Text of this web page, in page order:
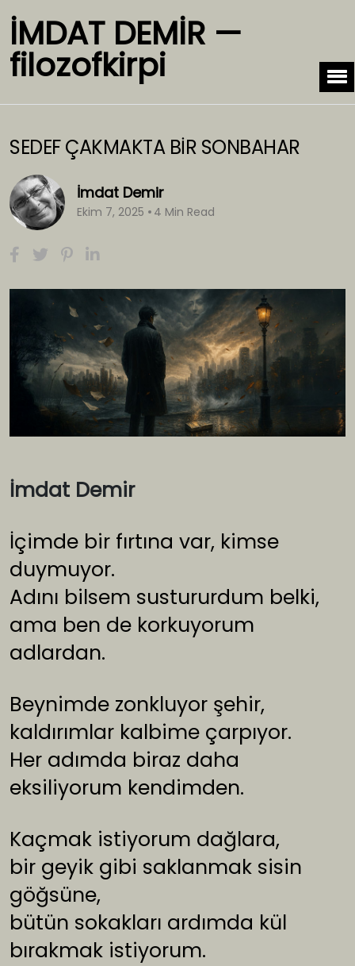
İMDAT DEMİR —
filozofkirpi
SEDEF ÇAKMAKTA BİR SONBAHAR
İmdat Demir
Ekim 7, 2025 4 Min Read
İmdat Demir
İçimde bir fırtına var, kimse
duymuyor.
Adını bilsem sustururdum belki,
ama ben de korkuyorum
adlardan.
Beynimde zonkluyor şehir,
kaldırımlar kalbime çarpıyor.
Her adımda biraz daha
eksiliyorum kendimden.
Kaçmak istiyorum dağlara,
bir geyik gibi saklanmak sisin
göğsüne,
bütün sokakları ardımda kül
bırakmak istiyorum.